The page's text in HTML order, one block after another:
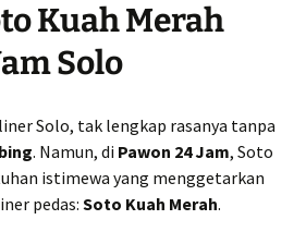
Kuah Merah
Solo
Solo, tak lengkap rasanya tanpa
. Namun, di Pawon 24 Jam, Soto
istimewa yang menggetarkan
pedas: Soto Kuah Merah.